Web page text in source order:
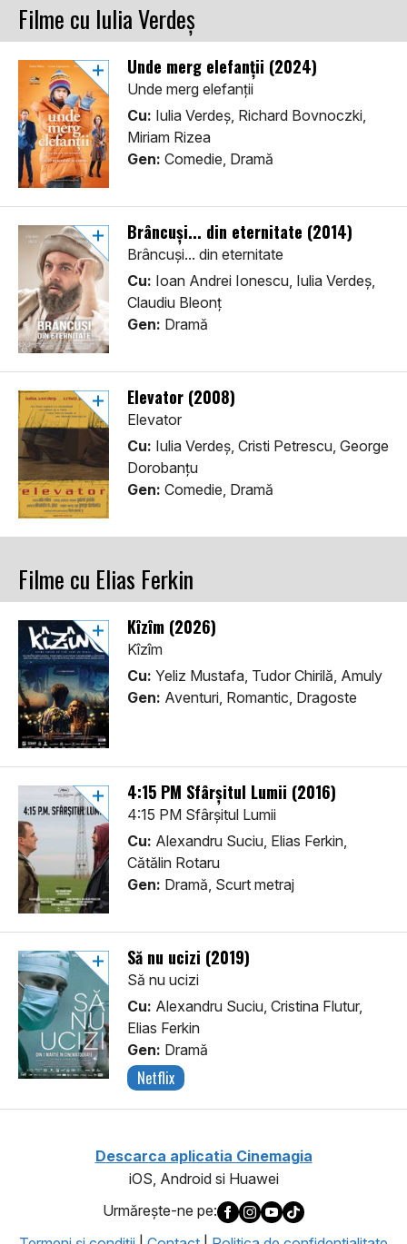
Filme cu Iulia Verdeș
Unde merg elefanții (2024)
Unde merg elefanții
Cu: Iulia Verdeș, Richard Bovnoczki,
Miriam Rizea
Gen: Comedie, Dramă
Brâncuși... din eternitate (2014)
Brâncuși... din eternitate
Cu: Ioan Andrei Ionescu, Iulia Verdeș,
Claudiu Bleonț
Gen: Dramă
Elevator (2008)
Elevator
Cu: Iulia Verdeș, Cristi Petrescu, George
Dorobanțu
Gen: Comedie, Dramă
Filme cu Elias Ferkin
Kîzîm (2026)
Kîzîm
Cu: Yeliz Mustafa, Tudor Chirilă, Amuly
Gen: Aventuri, Romantic, Dragoste
4:15 PM Sfârșitul Lumii (2016)
4:15 PM Sfârșitul Lumii
Cu: Alexandru Suciu, Elias Ferkin,
Cătălin Rotaru
Gen: Dramă, Scurt metraj
Să nu ucizi (2019)
Să nu ucizi
Cu: Alexandru Suciu, Cristina Flutur,
Elias Ferkin
Gen: Dramă
Netflix
Descarca aplicatia Cinemagia
iOS, Android si Huawei
Urmăreşte-ne pe: